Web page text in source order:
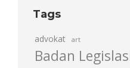
Tags
advokat art
Badan